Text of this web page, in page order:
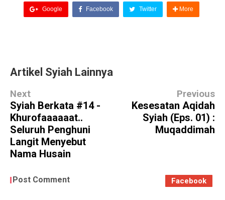
Google Facebook Twitter More
Artikel Syiah Lainnya
Next
Syiah Berkata #14 -
Khurofaaaaaat..
Seluruh Penghuni
Langit Menyebut
Nama Husain
Previous
Kesesatan Aqidah
Syiah (Eps. 01) :
Muqaddimah
Post Comment Facebook